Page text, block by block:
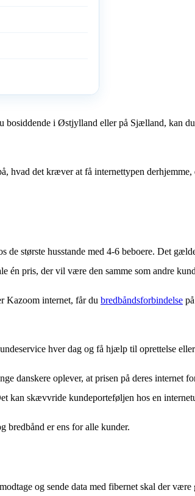
i Østjylland eller på Sjælland, kan
hvad det kræver at få internettypen
største husstande med 4-6 beboere. Det
én pris, der vil være den samme som andre
Kazoom internet, får du bredbåndsforbindelse
hver dag og få hjælp til oprettelse
danskere oplever, at prisen på deres internet
kan skævvride kundeporteføljen hos en
bredbånd er ens for alle kunder.
og sende data med fibernet skal der